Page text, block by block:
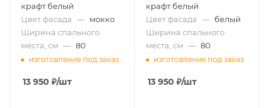
крафт белый
Цвет фасада — мокко
Ширина спального
места, см — 80
изготовление под заказ
13 950 ₽/шт
крафт белый
Цвет фасада — белый
Ширина спального
места, см — 80
изготовление под заказ
13 950 ₽/шт